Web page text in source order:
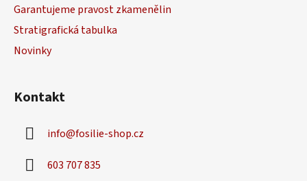
Garantujeme pravost zkamenělin
Stratigrafická tabulka
Novinky
Kontakt
info@fosilie-shop.cz
603 707 835